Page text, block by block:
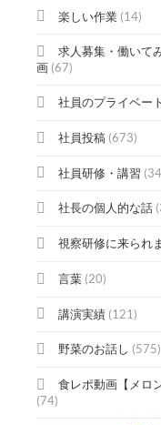
楽しい作業 (14)
求人募集・働いて
画 (67)
社員のプライベー
社員投稿 (673)
社員研修・講習
社長の個人的な話
視察研修に来られ
言葉 (20)
講演実績 (121)
野菜のお話し (575)
食レポ動画【メロ
(74)